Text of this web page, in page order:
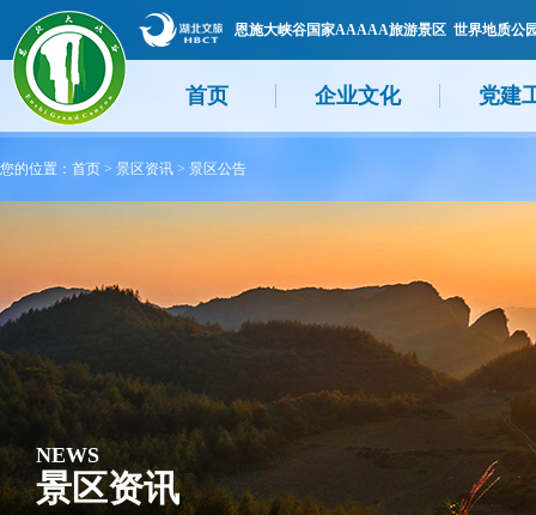
恩施大峡谷国家AAAAA旅游景区 世界地质公
首页 企业文化 党建
您的位置： 首页 > 景区资讯 > 景区公告
NEWS
景区资讯